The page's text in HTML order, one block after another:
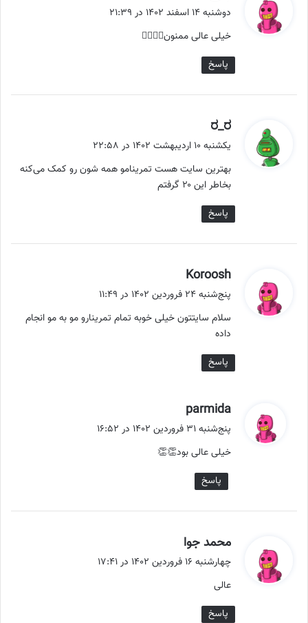
ف
:
دوشنبه ۱۴ اسفند ۱۴۰۲ در ۲۱:۳۹
خیلی عالی ممنون👍🏻👏🏻
پاسخ
ف
:
یکشنبه ۱۰ اردیبهشت ۱۴۰۲ در ۲۲:۵۸
بهترین سایت هست تمرینامو همه شون رو کمک می‌کنه
بخاطر این ۲۰ گرفتم
پاسخ
Koroosh
ف
:
پنج‌شنبه ۲۴ فروردین ۱۴۰۲ در ۱۱:۴۹
سلام سایتتون خیلی خوبه تمام تمرینارو مو به مو انجام
داده
پاسخ
parmida
ف
:
پنج‌شنبه ۳۱ فروردین ۱۴۰۲ در ۱۶:۵۲
خیلی عالی بود👏👏
پاسخ
محمد جوا
ف
چهارشنبه ۱۶ فروردین ۱۴۰۲ در ۱۷:۴۱
عالی
پاسخ